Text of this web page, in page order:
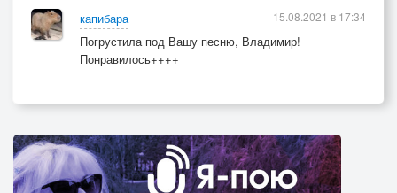
капибара
Погрустила под Вашу песню, Владимир!
Понравилось++++
15.08.2021 в 17:34